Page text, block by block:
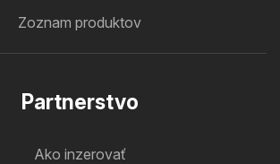
Zoznam produktov
Partnerstvo
Ako inzerovať